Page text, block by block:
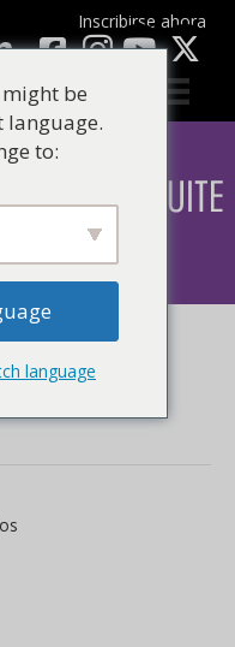
Inscribirse ahora
Facebook Youtube
en
be
language.
to:
language